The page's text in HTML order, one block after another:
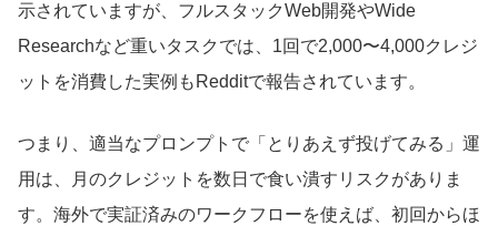
示されていますが、フルスタックWeb開発やWide
Researchなど重いタスクでは、1回で2,000〜4,000クレジ
ットを消費した実例もRedditで報告されています。
つまり、適当なプロンプトで「とりあえず投げてみる」運
用は、月のクレジットを数日で食い潰すリスクがありま
す。海外で実証済みのワークフローを使えば、初回からほ